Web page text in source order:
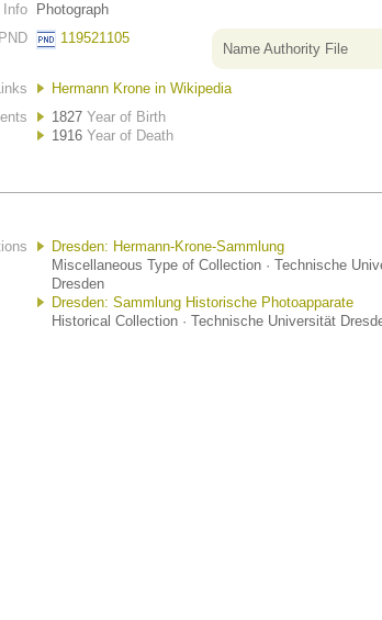
Info
Photograph
PND
119521105
Name Authority File
Hermann Krone in Wikipedia
1827 Year of Birth
1916 Year of Death
Dresden: Hermann-Krone-Sammlung
Miscellaneous Type of Collection · Technische
Dresden
Dresden: Sammlung Historische Photoapparate
Historical Collection · Technische Universität